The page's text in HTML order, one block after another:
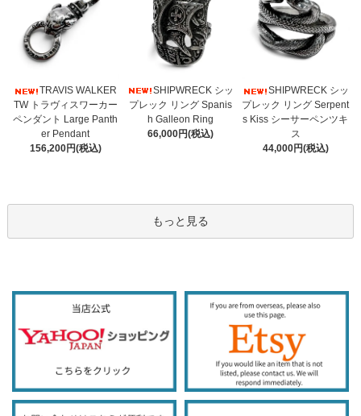
TRAVIS WALKER
TW トラヴィスワーカー
ペンダント Large Panth
er Pendant
156,200円(税込)
SHIPWRECK シッ
プレック リング Spanis
h Galleon Ring
66,000円(税込)
SHIPWRECK シッ
プレック リング Serpent
s Kiss シーサーペンツキ
ス
44,000円(税込)
もっと見る